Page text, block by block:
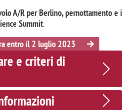
A/R per Berlino, pernottamento e i
Summit.
entro il 2 luglio 2023
e criteri di